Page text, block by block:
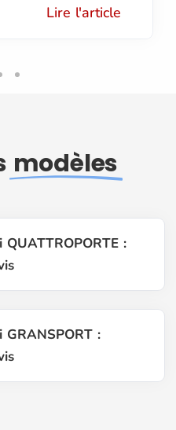
Lire l'article
modèles
:
GRANSPORT :